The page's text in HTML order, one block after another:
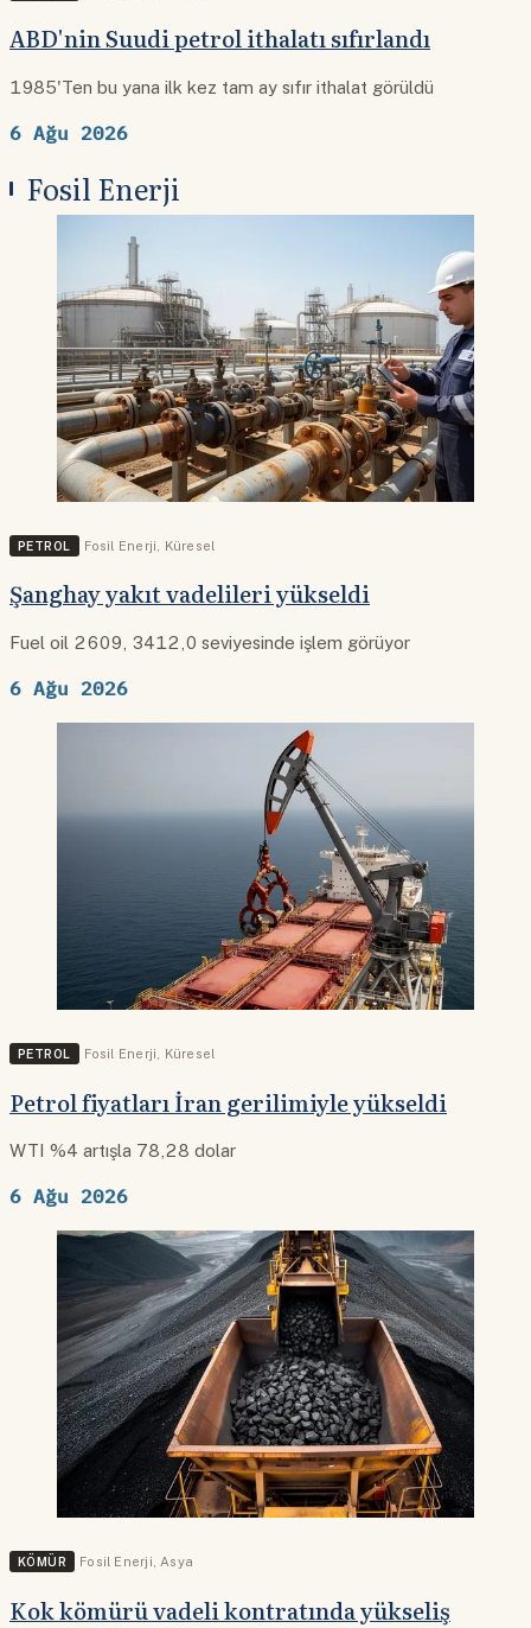
ABD'nin Suudi petrol ithalatı sıfırlandı
1985'Ten bu yana ilk kez tam ay sıfır ithalat görüldü
6 Ağu 2026
Fosil Enerji
PETROL Fosil Enerji Küresel
Şanghay yakıt vadelileri yükseldi
Fuel oil 2609, 3412,0 seviyesinde işlem görüyor
6 Ağu 2026
PETROL Fosil Enerji Küresel
Petrol fiyatları İran gerilimiyle yükseldi
WTI %4 artışla 78,28 dolar
6 Ağu 2026
KÖMÜR Fosil Enerji Asya
Kok kömürü vadeli kontratında yükseliş